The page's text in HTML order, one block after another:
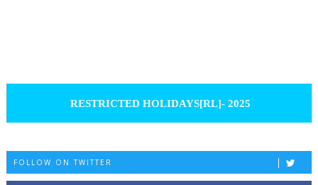
RESTRICTED HOLIDAYS[RL]- 2025
FOLLOW ON TWITTER